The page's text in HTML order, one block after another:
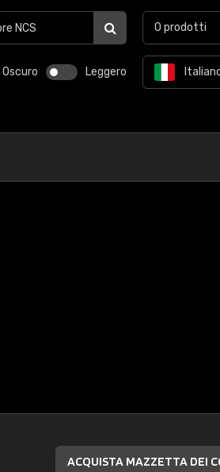
Oscuro Leggero
0 prodotti
ACQUISTA MAZZETTA DEI